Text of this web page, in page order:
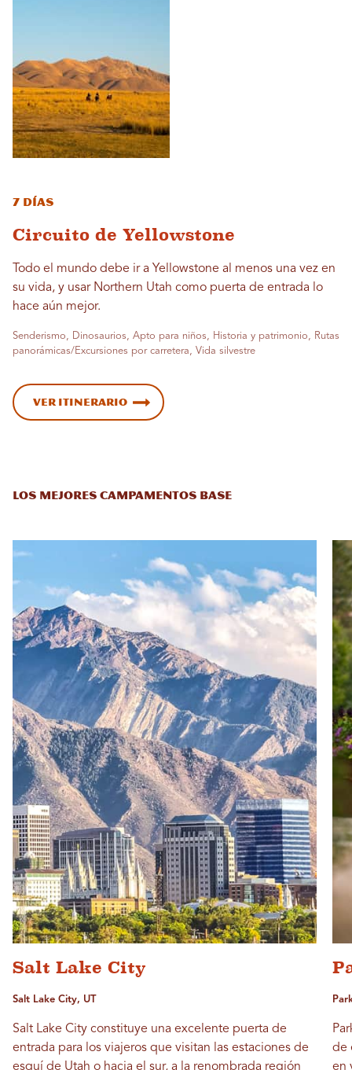
7 días
Circuito de Yellowstone
Todo el mundo debe ir a Yellowstone al menos una vez en
su vida, y usar Northern Utah como puerta de entrada lo
hace aún mejor.
Senderismo, Dinosaurios, Apto para niños, Historia y patrimonio, Rutas
panorámicas/Excursiones por carretera, Vida silvestre
Ver itinerario
LOS MEJORES CAMPAMENTOS BASE
Salt Lake City
Salt Lake City, UT
Salt Lake City constituye una excelente puerta de
entrada para los viajeros que visitan las estaciones de
esquí de Utah o hacia el sur, a la renombrada región
de
en